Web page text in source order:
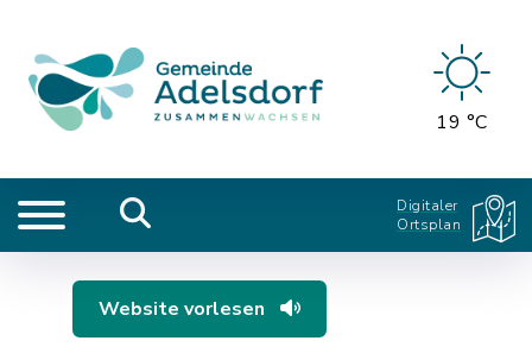
19 °C
Digitaler
Ortsplan
Website vorlesen